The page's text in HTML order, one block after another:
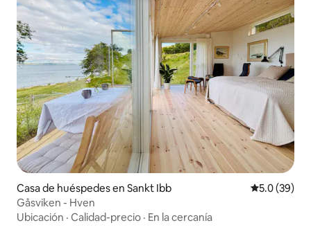
Casa de huéspedes en Sankt Ibb Calificación
5.0 (39)
Gåsviken - Hven
Ubicación · Calidad-precio · En la cercanía